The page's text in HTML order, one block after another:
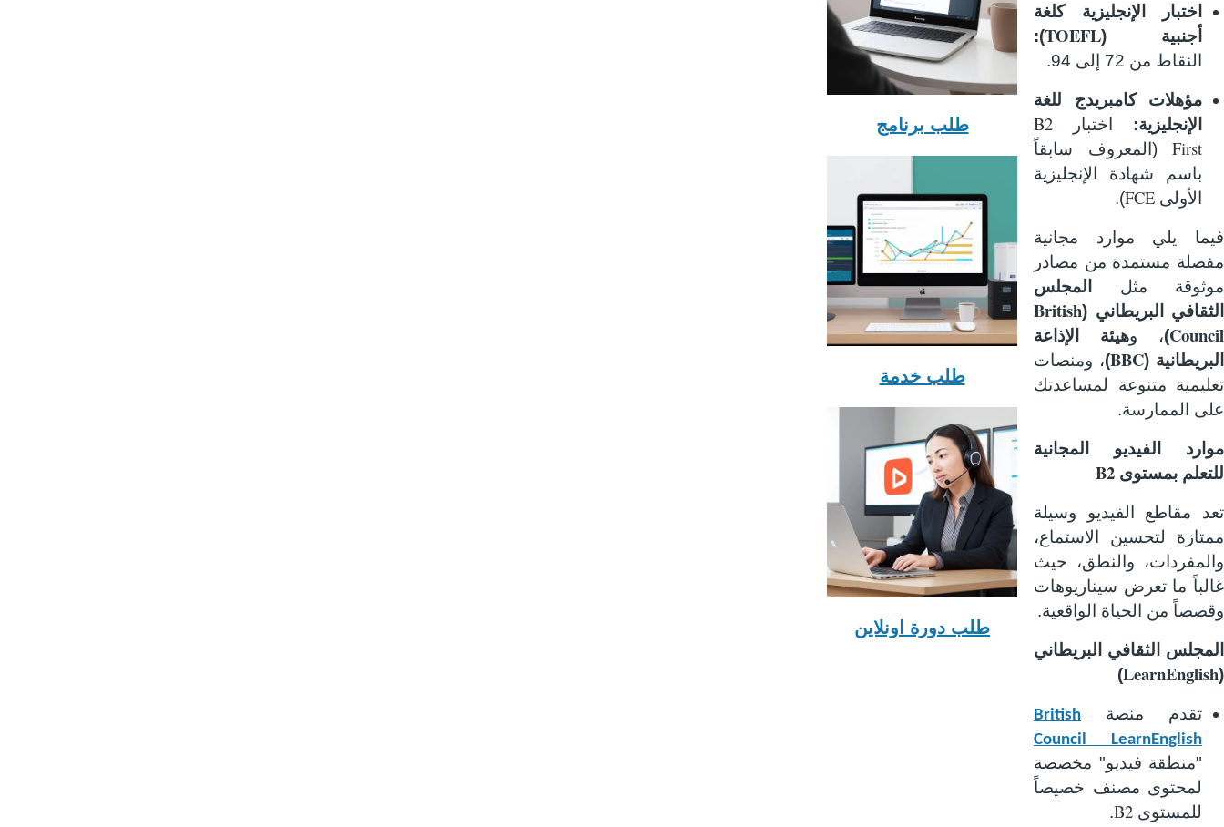
اختبار الإنجليزية كلغة
أجنبية (TOEFL
):
النقاط من 72 إلى 94.
مؤهلات كامبريدج للغة
الإنجليزية: اختبار B2
First (المعروف سابقاً
باسم شهادة الإنجليزية
الأولى FCE
).
فيما يلي موارد مجانية
مفصلة مستمدة من مصادر
موثوقة مثل
المجلس
الثقافي البريطاني (British
Council
)، وهيئة الإذاعة
البريطانية (BBC
)، ومنصات
تعليمية متنوعة لمساعدتك
على الممارسة.
موارد الفيديو المجانية
للتعلم بمستوى B2
تعد مقاطع الفيديو وسيلة
ممتازة لتحسين الاستماع،
والمفردات، والنطق، حيث
غالباً ما تعرض سيناريوهات
وقصصاً من الحياة الواقعية.
المجلس الثقافي البريطاني
(
LearnEnglish
)
تقدم منصة British
Council LearnEnglish
"منطقة فيديو" مخصصة
لمحتوى مصنف خصيصاً
للمستوى B2
.
طلب برنامج
طلب خدمة
طلب دورة اونلاين